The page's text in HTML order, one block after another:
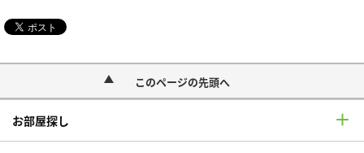
このページの先頭へ
お部屋探し